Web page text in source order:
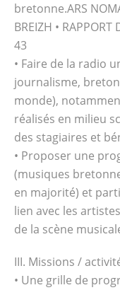
bretonne.ARS
BREIZH •
43
• Faire de la radio
journalisme,
monde),
réalisés en milieu
des stagiaires et
• Proposer une
(musiques
en majorité) et
lien avec les
de la scène
III. Missions /
• Une grille de